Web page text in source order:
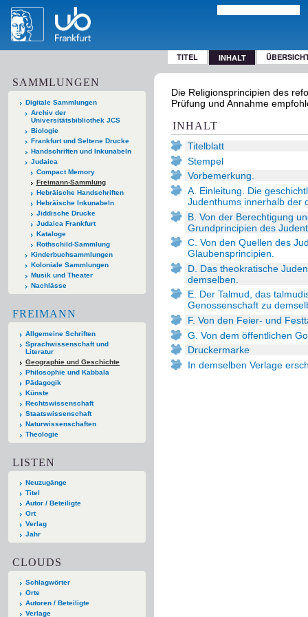
TITEL INHALT
SAMMLUNGEN
Digitale Sammlungen
Archiv der
Universitätsbibliothek JCS
Biologie
Frankfurt und Seltene Drucke
Handschriften und Inkunabeln
Judaica
Compact Memory
Freimann-Sammlung
Hebräische Handschriften
Hebräische Inkunabeln
Jiddische Drucke
Judaica Frankfurt
Kataloge
Rothschild-Sammlung
Kinderbuchsammlungen
Koloniale Sammlungen
Musik und Theater
Nachlässe
FREIMANN
Allgemeine Schriften
Sprachwissenschaft und
Literatur
Geographie und Geschichte
Philosophie und Kabbala
Pädagogik
Künste
Rechtswissenschaft
Staatswissenschaft
Naturwissenschaften
Theologie
LISTEN
Neuzugänge
Titel
Autor / Beteiligte
Ort
Verlag
Jahr
CLOUDS
Schlagwörter
Orte
Autoren / Beteiligte
Verlage
Die Religionsprincipien des
Prüfung und Annahme
INHALT
Titelblatt
Stempel
Vorbemerkung.
A. Einleitung. Die
Judenthums innerhalb der
B. Von der Berechtigung
Grundprincipien des
C. Von den Quellen des
Glaubensprincipien.
D. Das theokratische
demselben.
E. Der Talmud, das
Genossenschaft zu
F. Von den Feier- und
G. Von dem öffentlichen
Druckermarke
In demselben Verlage